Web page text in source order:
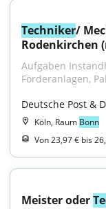
Techniker/
Rodenkirchen
Aufgaben
Förderanlagen,
Deutsche Post &
Köln, Raum Bonn
Von 23,97 € bis
Meister oder